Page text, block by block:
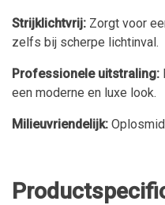
Strijklichtvrij: Zorgt voor
zelfs bij scherpe lichtinval.
Professionele uitstraling:
een moderne en luxe look.
Milieuvriendelijk: